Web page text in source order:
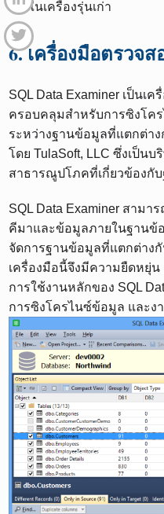
ในเครื่องรุ่นเก่า
6. เครื่องมือตรวจ
SQL Data Examiner เป็นเค
ครอบคลุมสำหรับการซิงโค
ระหว่างฐานข้อมูลที่แตกต่
โดย TulaSoft, LLC ซึ่งเป็น
สาธารณูปโภคที่เกี่ยวข้องกั
SQL Data Examiner สามา
คีมาและข้อมูลภายในฐานข้
จัดการฐานข้อมูลที่แตกต่าง
เครื่องมือนี้จึงมีความยืดหยุ่
การใช้งานหลักของ SQL
การซิงโครไนซ์ข้อมูล และง